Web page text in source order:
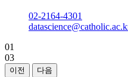
02-2164-4301
01
03
이전
다음